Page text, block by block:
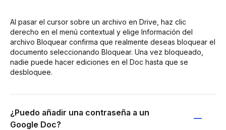
Al pasar el cursor sobre un archivo en Drive, haz clic
derecho en el menú contextual y elige Información del
archivo Bloquear confirma que realmente deseas bloquear el
documento seleccionando Bloquear. Una vez bloqueado,
nadie puede hacer ediciones en el Doc hasta que se
desbloquee.
¿Puedo añadir una contraseña a un
Google Doc?